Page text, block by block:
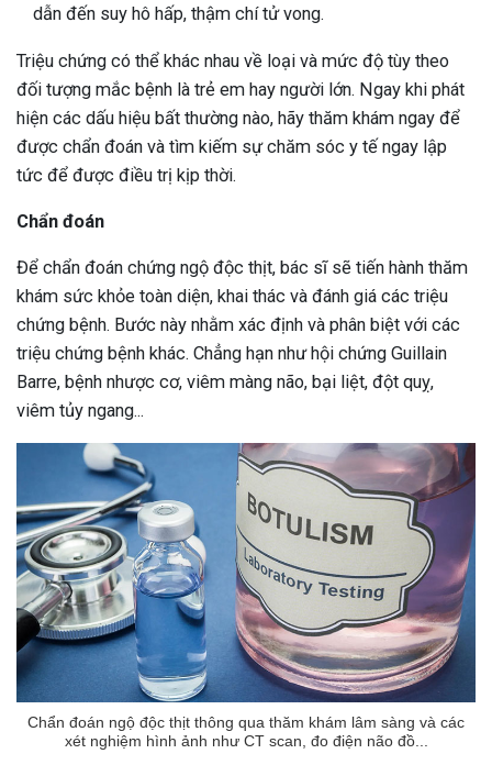
dẫn đến suy hô hấp, thậm chí tử vong.
Triệu chứng có thể khác nhau về loại và mức độ tùy theo
đối tượng mắc bệnh là trẻ em hay người lớn. Ngay khi phát
hiện các dấu hiệu bất thường nào, hãy thăm khám ngay để
được chẩn đoán và tìm kiếm sự chăm sóc y tế ngay lập
tức để được điều trị kịp thời.
Chẩn đoán
Để chẩn đoán chứng ngộ độc thịt, bác sĩ sẽ tiến hành thăm
khám sức khỏe toàn diện, khai thác và đánh giá các triệu
chứng bệnh. Bước này nhằm xác định và phân biệt với các
triệu chứng bệnh khác. Chẳng hạn như hội chứng Guillain
Barre, bệnh nhược cơ, viêm màng não, bại liệt, đột quỵ,
viêm tủy ngang...
Chẩn đoán ngộ độc thịt thông qua thăm khám lâm sàng và các
xét nghiệm hình ảnh như CT scan, đo điện não đồ...